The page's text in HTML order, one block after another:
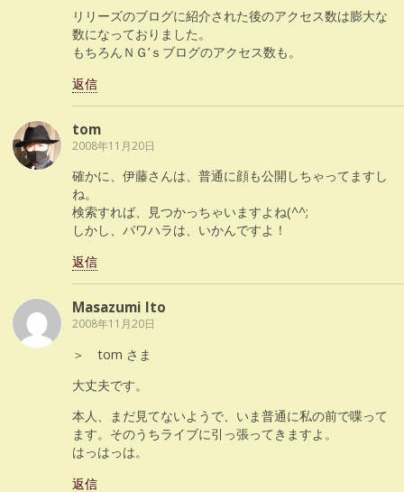
リリーズのブログに紹介された後のアクセス数は膨大な
数になっておりました。
もちろんＮＧ’ｓブログのアクセス数も。
返信
tom
2008年11月20日
確かに、伊藤さんは、普通に顔も公開しちゃってますし
ね。
検索すれば、見つかっちゃいますよね(^^;
しかし、パワハラは、いかんですよ！
返信
Masazumi Ito
2008年11月20日
＞ tom さま
大丈夫です。
本人、まだ見てないようで、いま普通に私の前で喋って
ます。そのうちライブに引っ張ってきますよ。
はっはっは。
返信